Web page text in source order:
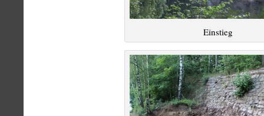
Einstieg